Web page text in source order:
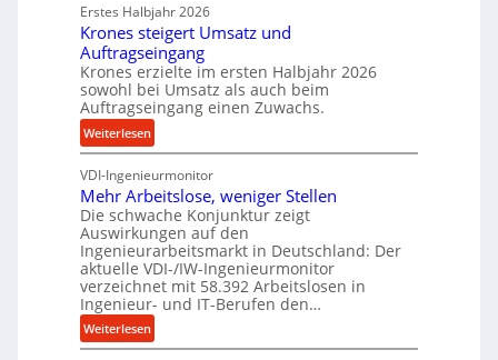
c
k
p
r
o
z
e
s
s
r
ä
z
i
s
e
u
n
d
l
a
n
g
l
e
b
i
Erstes Halbjahr 2026
Krones steigert Umsatz und
Auftragseingang
Krones erzielte im ersten Halbjahr 2026
sowohl bei Umsatz als auch beim
Auftragseingang einen Zuwachs.
Weiterlesen:
K
r
o
n
e
s
s
t
e
i
VDI-Ingenieurmonitor
Mehr Arbeitslose, weniger Stellen
Die schwache Konjunktur zeigt
Auswirkungen auf den
Ingenieurarbeitsmarkt in Deutschland: Der
aktuelle VDI-/IW-Ingenieurmonitor
verzeichnet mit 58.392 Arbeitslosen in
Ingenieur- und IT-Berufen den…
Weiterlesen:
M